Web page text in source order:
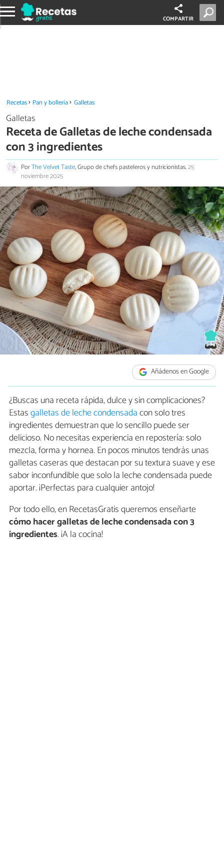
COMPARTIR
Recetas Pan y bollería Galletas
Galletas
Receta de Galletas de leche condensada
con 3 ingredientes
PorThe Velvet Taste, Grupo de chefs pasteleros y nutricionistas.25
noviembre 2025
Añádenos en Google
¿Buscas una receta rápida, dulce y sin complicaciones?
Estasgalletas de leche condensadacon solo tres
ingredientes demuestran que lo sencillo puede ser
delicioso. No necesitas experiencia en repostería: solo
mezcla, forma y hornea. En pocos minutos tendrás unas
galletas caseras que destacan por su textura suave y ese
sabor inconfundible que solo la leche condensada puede
aportar. ¡Perfectas para cualquier antojo!
Por todo ello, en RecetasGratis queremos enseñarte
cómo hacergalletas de leche condensada con 3
ingredientes. ¡A la cocina!